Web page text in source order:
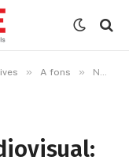
» A fons » Noves cares de l’audiovisual: Pere Vallribera